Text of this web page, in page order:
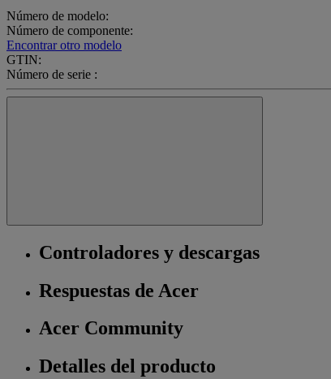
Número de modelo:
Número de componente:
Encontrar otro modelo
GTIN:
Número de serie :
Controladores y descargas
Respuestas de Acer
Acer Community
Detalles del producto